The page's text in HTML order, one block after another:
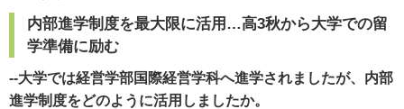
内部進学制度を最大限に活用…高3秋から大学での留
学準備に励む
--大学では経営学部国際経営学科へ進学されましたが、内部
進学制度をどのように活用しましたか。